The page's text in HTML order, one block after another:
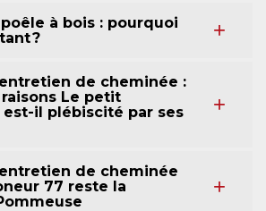
à bois : pourquoi
?
de cheminée :
Le petit
est-il plébiscité par ses
de cheminée
77 reste la